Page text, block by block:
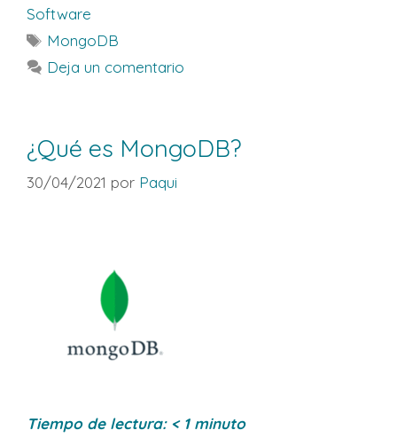
Software
Etiquetas
MongoDB
Deja un comentario
¿Qué es MongoDB?
30/04/2021 por Paqui
Tiempo de lectura: < 1 minuto